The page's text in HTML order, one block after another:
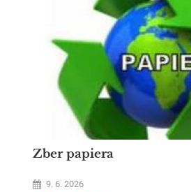
sme si naplno vychutnali jeho
NEZABUDNUTEĽNÝCH
SPOMIENOK:
Zber papiera
9. 6. 2026